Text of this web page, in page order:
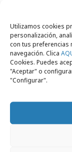
Utilizamos cookies
personalización,
con tus preferencias
navegación. Clica
Cookies. Puedes
"Aceptar" o
"Configurar".
Tuenti y
música de